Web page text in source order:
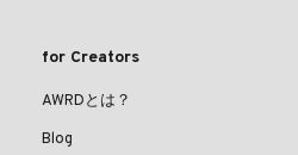
for Creators
AWRDとは？
Blog